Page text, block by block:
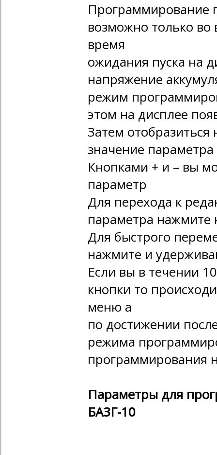
Программирование
возможно только во
время
ожидания пуска на
напряжение
режим
этом на дисплее
Затем
значение параметра
Кнопками + и – вы
параметр
Для перехода к
параметра нажмите
Для быстрого
нажмите и
Если вы в течении
кнопки то
меню а
по достижении
режима
программирования
Параметры для
БАЗГ-10